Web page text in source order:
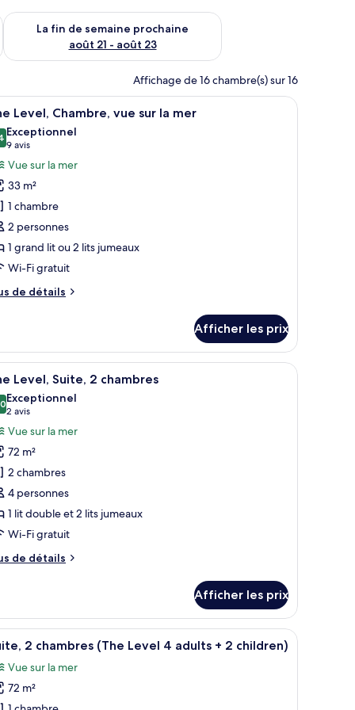
août 14 - août 16
La fin de semaine prochaine
août 21 - août 23
Vérifier la disponibilité pour la fin de semaine prochaine août
Affichage de 16 chambre(s) sur 16
et offrant une vue sur la mer et le paysage urbain.
:
Une chambre d’hôtel avec un grand lit, un
11 Level, Chambre, vue sur la mer
sur 10
Exceptionnel
9 avis
(9 avis)
Vue sur la mer
33 m²
1 chambre
2 personnes
1 grand lit ou 2 lits jumeaux
Wi-Fi gratuit
de détails
Afficher les prix
bureau
:
Minibar, coffre-fort pour ordinateur
10Level, Suite, 2 chambres
sur 10
Exceptionnel
2 avis
(2 avis)
Vue sur la mer
72 m²
2 chambres
4 personnes
1 lit double et 2 lits jumeaux
Wi-Fi gratuit
de détails
Afficher les prix
sur un meuble, d’une chaise et offrant une vue sur la ville grâce à une
bureau Minibar, coffre-fort pour ordinateur
5 2 chambres (The Level 4 adults + 2 children)
Vue sur la mer
72 m²